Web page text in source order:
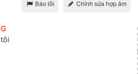
Báo lỗi Chỉnh sửa hợp âm
[
G
tôi